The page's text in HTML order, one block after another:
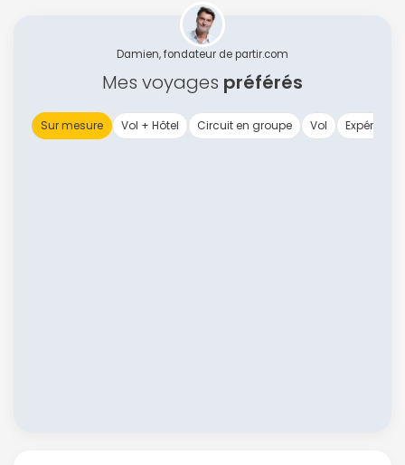
Damien, fondateur de partir.com
Mes voyages préférés
Sur mesure Vol + Hôtel Circuit en groupe Vol